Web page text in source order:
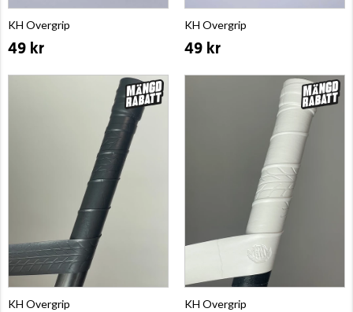
KH Overgrip
49 kr
KH Overgrip
49 kr
KH Overgrip KH Overgrip